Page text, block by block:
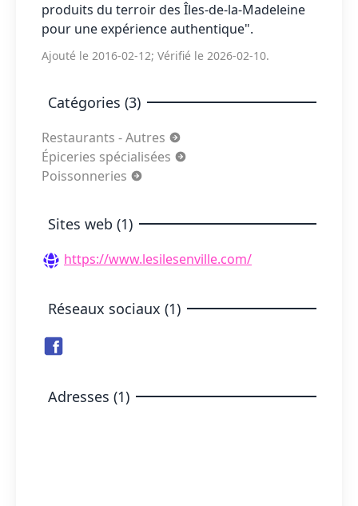
produits du terroir des Îles-de-la-Madeleine
pour une expérience authentique".
Ajouté le 2016-02-12; Vérifié le 2026-02-10.
Catégories (3)
Restaurants - Autres
Épiceries spécialisées
Poissonneries
Sites web (1)
https://www.lesilesenville.com/
Réseaux sociaux (1)
Adresses (1)